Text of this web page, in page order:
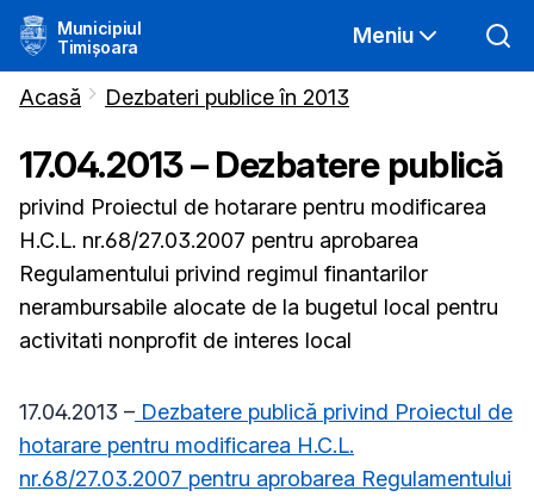
Municipiul
Timișoara
Meniu
Acasă Dezbateri publice în 2013
17.04.2013 – Dezbatere publică
privind Proiectul de hotarare pentru modificarea
H.C.L. nr.68/27.03.2007 pentru aprobarea
Regulamentului privind regimul finantarilor
nerambursabile alocate de la bugetul local pentru
activitati nonprofit de interes local
17.04.2013 – Dezbatere publică privind Proiectul de
hotarare pentru modificarea H.C.L.
nr.68/27.03.2007 pentru aprobarea Regulamentului